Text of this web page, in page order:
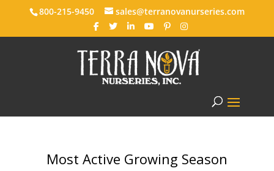
800-215-9450 sales@terranovanurseries.com
Most Active Growing Season